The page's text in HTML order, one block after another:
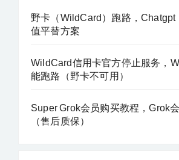
野卡（WildCard）跑路，Chatgpt
值平替方案
WildCard信用卡官方停止服务，
能跑路（野卡不可用）
Super Grok会员购买教程，Grok
（售后质保）